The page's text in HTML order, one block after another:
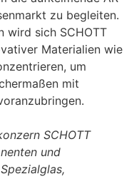
zu begleiten.
wird sich SCHOTT
Materialien wie
um
mit
SCHOTT
und